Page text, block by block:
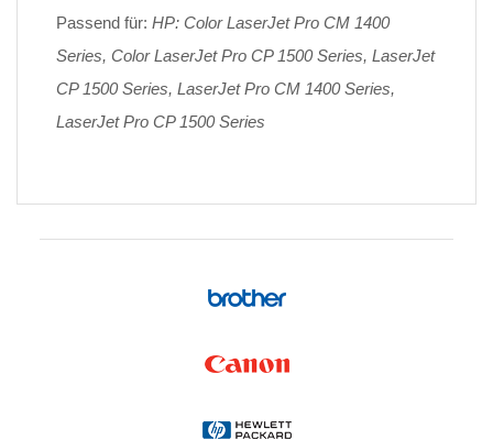
Passend für: HP: Color LaserJet Pro CM 1400
Series, Color LaserJet Pro CP 1500 Series, LaserJet
CP 1500 Series, LaserJet Pro CM 1400 Series,
LaserJet Pro CP 1500 Series